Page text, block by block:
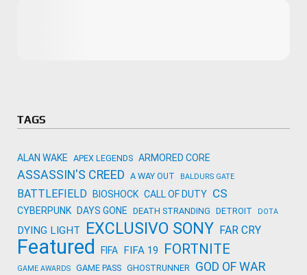
TAGS
ALAN WAKE APEX LEGENDS ARMORED CORE
ASSASSIN'S CREED A WAY OUT BALDURS GATE
BATTLEFIELD BIOSHOCK CALL OF DUTY CS
CYBERPUNK DAYS GONE DEATH STRANDING DETROIT DOTA
DYING LIGHT EXCLUSIVO SONY FAR CRY
Featured FIFA FIFA 19 FORTNITE
GAME AWARDS GAME PASS GHOSTRUNNER GOD OF WAR